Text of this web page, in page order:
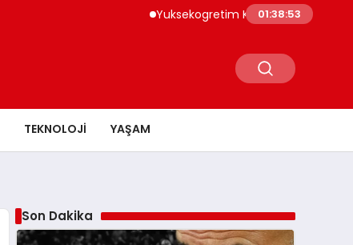
Yuksekogretim Kurumu Dijital
01:38:54
TEKNOLOJI YAŞAM
Son Dakika